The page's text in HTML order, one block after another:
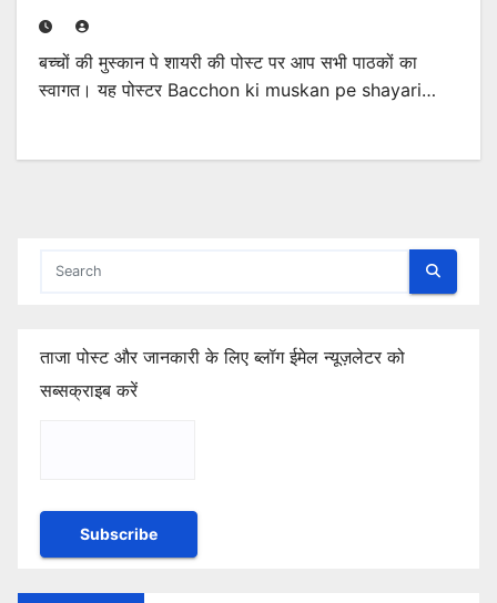
बच्चों की मुस्कान पे शायरी की पोस्ट पर आप सभी पाठकों का
स्वागत। यह पोस्टर Bacchon ki muskan pe shayari…
ताजा पोस्ट और जानकारी के लिए ब्लॉग ईमेल न्यूज़लेटर को
सब्सक्राइब करें